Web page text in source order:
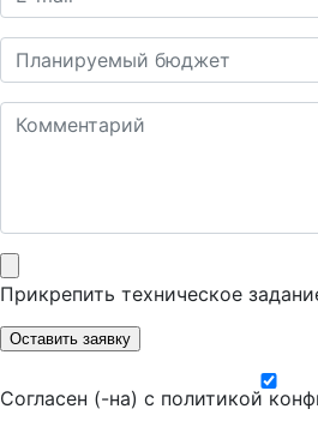
Прикрепить техническое
Оставить заявку
Согласен (-на) с политикой